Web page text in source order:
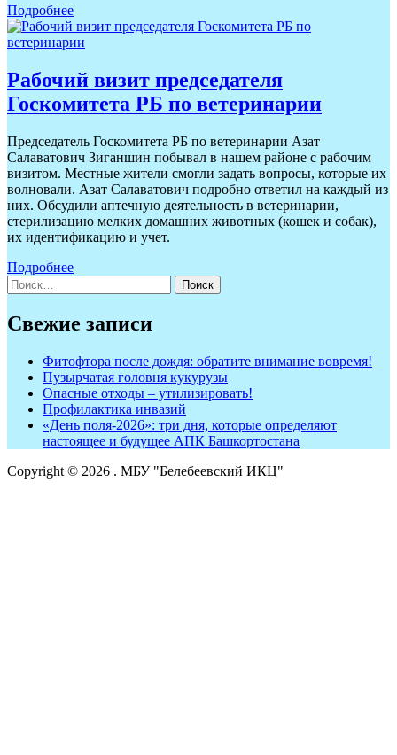
Подробнее
Рабочий визит председателя
Госкомитета РБ по ветеринарии
Председатель Госкомитета РБ по ветеринарии Азат
Салаватович Зиганшин побывал в нашем районе с рабочим
визитом. Местные жители смогли задать вопросы, которые их
волновали. Азат Салаватович подробно ответил на каждый из
них. Обсудили аптечную деятельность в ветеринарии,
стерилизацию мелких домашних животных (кошек и собак),
их идентификацию и учет.
Подробнее
Найти:
Свежие записи
Фитофтора после дождя: обратите внимание вовремя!
Пузырчатая головня кукурузы
Опасные отходы – утилизировать!
Профилактика инвазий
«День поля-2026»: три дня, которые определяют
настоящее и будущее АПК Башкортостана
Copyright © 2026 . МБУ "Белебеевский ИКЦ"